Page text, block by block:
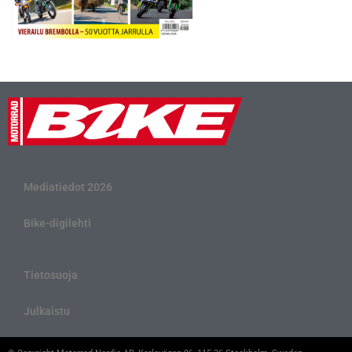
Mediatiedot 2026
Bike-digilehti
Tietosuoja
Julkaistu